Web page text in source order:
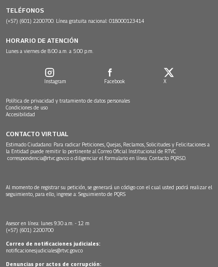
TELÉFONOS
(+57) (601) 2200700. Línea gratuita nacional: 018000123414
HORARIO DE ATENCIÓN
Lunes a viernes de 8:00 a.m. a 5:00 p.m.
Instagram Facebook X
Política de privacidad y tratamiento de datos personales
Condiciones de uso
Accesibilidad
CONTACTO VIRTUAL
Estimado Ciudadano: Para radicar Peticiones, Quejas, Reclamos, Solicitudes y Felicitaciones a
la Entidad puede remitir lo pertinente al Correo Oficial Institucional de RTVC
correspondencia@rtvc.gov.co o diligenciar el formulario en línea: Contacto PQRSD.
Al momento de registrar su petición, se generará un código con el cual usted podrá realizar el
seguimiento, para ello, ingrese a: Seguimiento de PQRS
Asesor en línea: lunes 9:30 a.m. - 12 m
(+57) (601) 2200700
Correo de notificaciones judiciales:
notificacionesjudiciales@rtvc.gov.co
Denuncias por actos de corrupción: